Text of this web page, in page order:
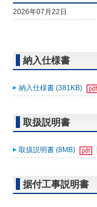
2026年07月22日
納入仕様書
納入仕様書 (381KB)
取扱説明書
取扱説明書 (8MB)
据付工事説明書